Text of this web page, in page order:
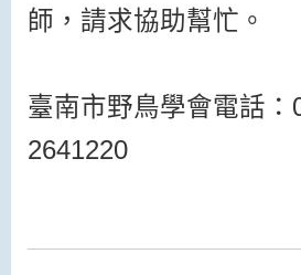
師，請求協助幫忙。
臺南市野鳥學會電話
2641220